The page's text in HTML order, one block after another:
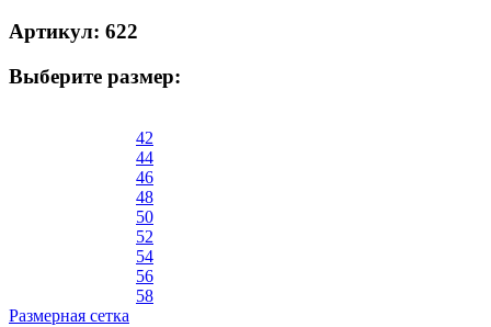
Артикул: 622
Выберите размер:
42
44
46
48
50
52
54
56
58
Размерная сетка